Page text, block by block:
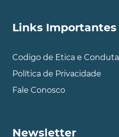
Links Importantes
Codigo de Etica e Conduta
Política de Privacidade
Fale Conosco
Newsletter